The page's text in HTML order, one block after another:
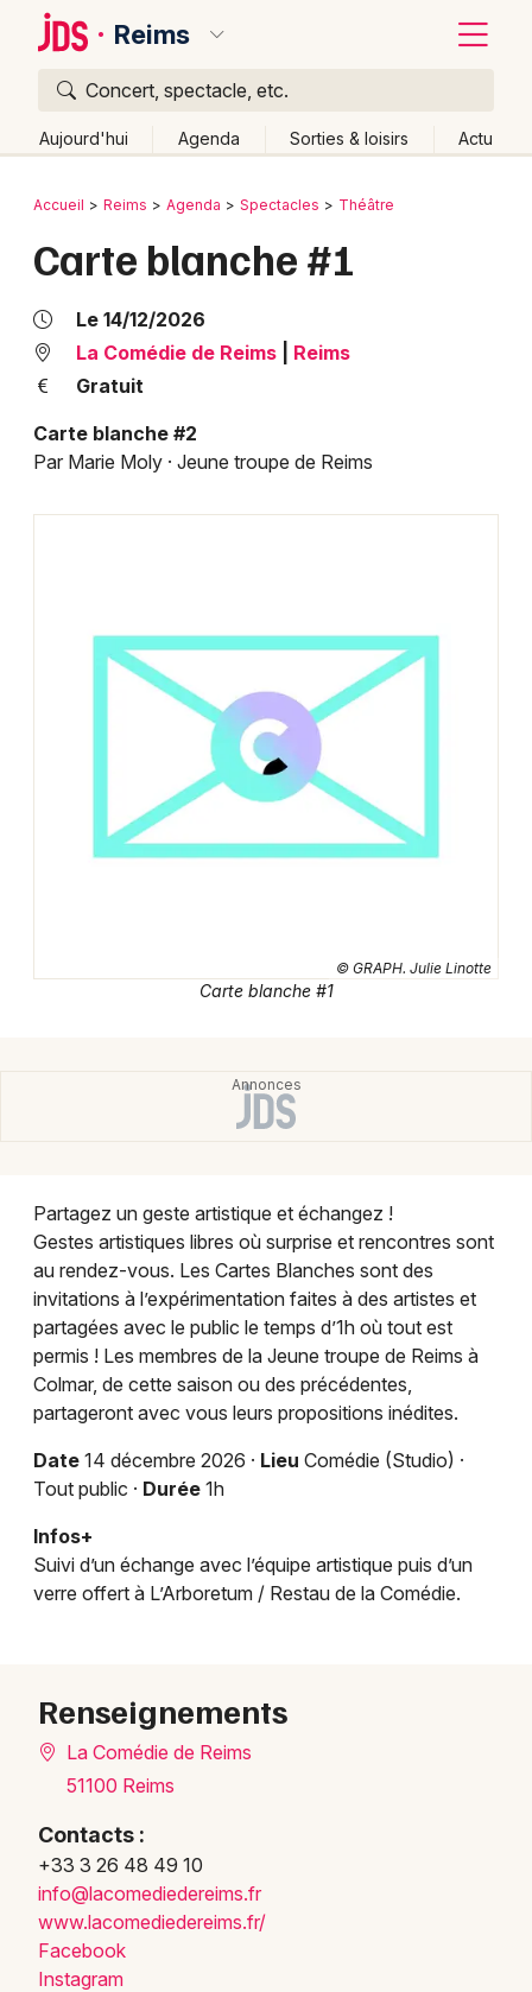
Reims
Concert, spectacle, etc.
Aujourd'hui Agenda Sorties & loisirs Actu
Publier un événement
Grands événements
Manifestations
Foires & salons
Concerts
Sorties famille
Expos
Théâtre dans la Marne
Théâtre dans le Grand Est
Newsletter des sorties
Artistes en tournée
Actus à Reims
Magazine à Reims
Mon email
Bordeaux
Lille
Lyon
Marseille
Toutes les villes
Retour
Accueil Reims Agenda Spectacles Théâtre
Carte blanche #1
Le 14/12/2026
La Comédie de Reims
Reims
Gratuit
Carte blanche #2
Par Marie Moly · Jeune troupe de Reims
© GRAPH. Julie Linotte
Carte blanche #1
Partagez un geste artistique et échangez !
Gestes artistiques libres où surprise et rencontres sont
au rendez-vous. Les Cartes Blanches sont des
invitations à l’expérimentation faites à des artistes et
partagées avec le public le temps d’1h où tout est
permis ! Les membres de la Jeune troupe de Reims à
Colmar, de cette saison ou des précédentes,
partageront avec vous leurs propositions inédites.
Date 14 décembre 2026 · Lieu Comédie (Studio) ·
Tout public · Durée 1h
Infos+
Suivi d’un échange avec l’équipe artistique puis d’un
verre offert à L’Arboretum / Restau de la Comédie.
Renseignements
La Comédie de Reims
51100 Reims
Contacts :
+33 3 26 48 49 10
info@lacomediedereims.fr
www.lacomediedereims.fr/
Facebook
Instagram
Quoi ?
Où ?
Partout
Près de moi Changer de lieu
Quand ?
Aujourd'hui
Demain Ce week-end